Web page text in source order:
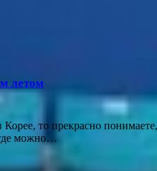
летом
то прекрасно понимаете,
можно…